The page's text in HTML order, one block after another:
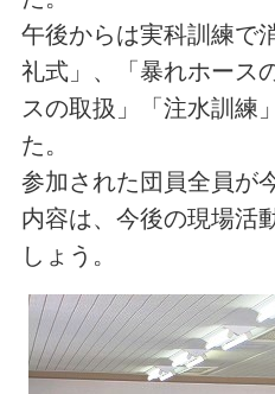
午後からは実科訓練で
礼式」、「暴れホース
スの取扱」「注水訓練
た。
参加された団員全員が
内容は、今後の現場活
しょう。